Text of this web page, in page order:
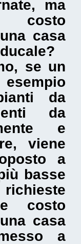
ma
costo
casa
?
se un
da
da
e
viene
a
basse
costo
casa
a